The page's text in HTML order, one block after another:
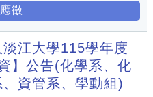
徵
江大學115學年度
】公告(化學系、化
資管系、學動組)